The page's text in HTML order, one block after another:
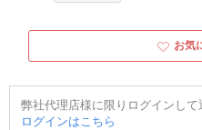
お気
弊社代理店様に限りログインし
ログインはこちら